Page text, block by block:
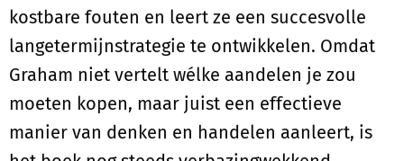
kostbare fouten en leert ze een succesvolle
langetermijnstrategie te ontwikkelen. Omdat
Graham niet vertelt wélke aandelen je zou
moeten kopen, maar juist een effectieve
manier van denken en handelen aanleert, is